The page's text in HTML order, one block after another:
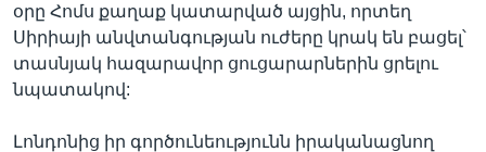
օրը Հոմս քաղաք կատարված այցին, որտեղ
Սիրիայի անվտանգության ուժերը կրակ են բացել՝
տասնյակ հազարավոր ցուցարարներին ցրելու
նպատակով:
Լոնդոնից իր գործունեությունն իրականացնող